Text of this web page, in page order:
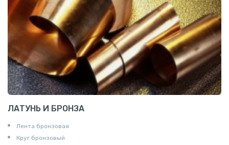
ЛАТУНЬ И БРОНЗА
Лента бронзовая
Круг бронзовый